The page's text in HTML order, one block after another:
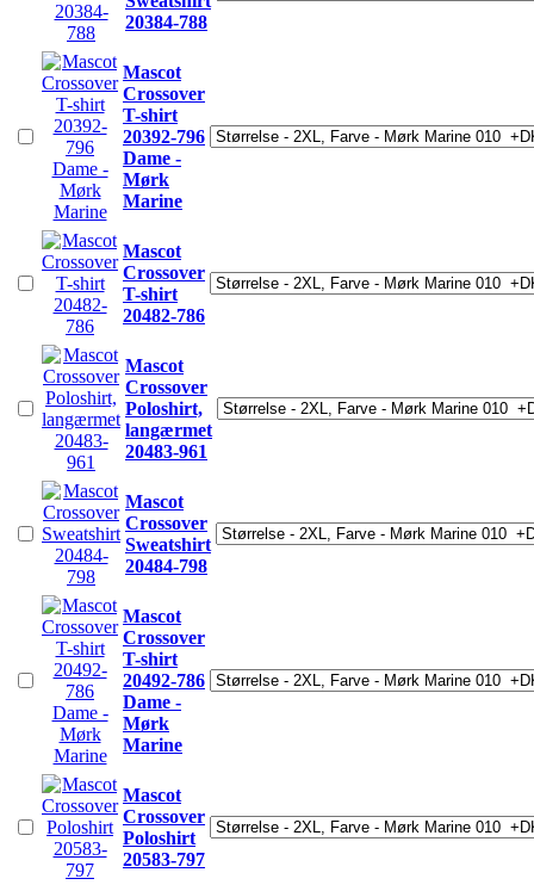
20384-788
Mascot
Crossover
T-shirt
20392-796
Dame -
Mørk
Marine
Mascot
Crossover
T-shirt
20482-786
Mascot
Crossover
Poloshirt,
langærmet
20483-961
Mascot
Crossover
Sweatshirt
20484-798
Mascot
Crossover
T-shirt
20492-786
Dame -
Mørk
Marine
Mascot
Crossover
Poloshirt
20583-797